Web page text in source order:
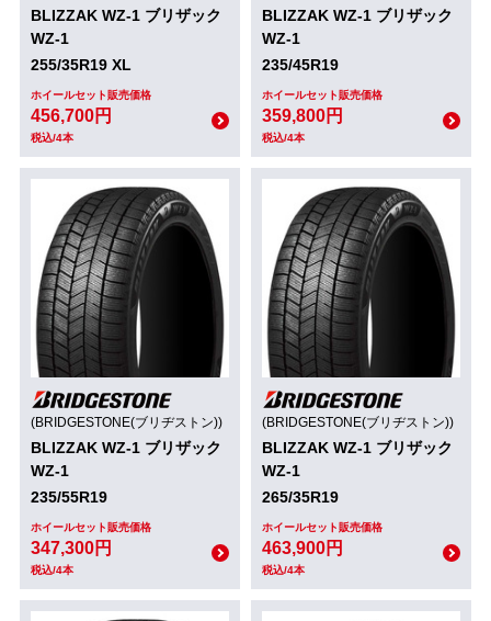
BLIZZAK WZ-1 ブリザック
WZ-1
255/35R19 XL
ホイールセット販売価格
456,700円
税込/4本
BLIZZAK WZ-1 ブリザック
WZ-1
235/45R19
ホイールセット販売価格
359,800円
税込/4本
(BRIDGESTONE(ブリヂストン))
BLIZZAK WZ-1 ブリザック
WZ-1
235/55R19
ホイールセット販売価格
347,300円
税込/4本
(BRIDGESTONE(ブリヂストン))
BLIZZAK WZ-1 ブリザック
WZ-1
265/35R19
ホイールセット販売価格
463,900円
税込/4本